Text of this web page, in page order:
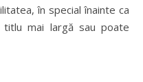
în special înainte ca
mai largă sau poate